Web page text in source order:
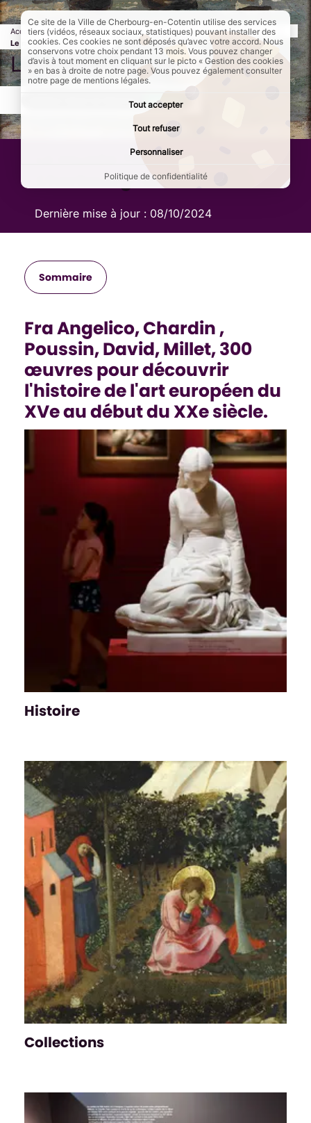
Accueil Culture et loisirs Les musées de Cherbourg-en-Cotentin
Le musée Thomas Henry
Le musée Thomas Henry
AddToAny (share) est désactivé. Autoriser
Le musée Thomas Henry à
Cherbourg-en-Cotentin
Dernière mise à jour : 08/10/2024
Sommaire
Fra Angelico, Chardin ,
Poussin, David, Millet, 300
œuvres pour découvrir
l'histoire de l'art européen du
XVe au début du XXe siècle.
Histoire
Collections
Ce site de la Ville de Cherbourg-en-Cotentin utilise des services
tiers (vidéos, réseaux sociaux, statistiques) pouvant installer des
cookies. Ces cookies ne sont déposés qu’avec votre accord. Nous
conservons votre choix pendant 13 mois. Vous pouvez changer
d’avis à tout moment en cliquant sur le picto « Gestion des cookies
» en bas à droite de notre page. Vous pouvez également consulter
notre page de mentions légales.
Tout accepter
Tout refuser
Personnaliser
Politique de confidentialité